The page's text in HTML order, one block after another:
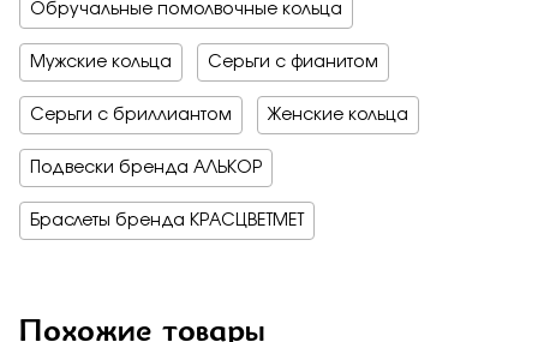
Обручальные помолвочные кольца
Мужские кольца Серьги с фианитом
Серьги с бриллиантом Женские кольца
Подвески бренда АЛЬКОР
Браслеты бренда КРАСЦВЕТМЕТ
Похожие товары